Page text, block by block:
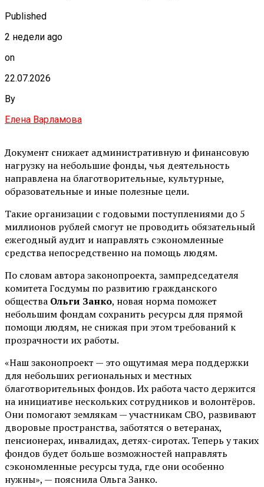
Published
2 недели ago
on
22.07.2026
By
Елена Варламова
Документ снижает административную и финансовую
нагрузку на небольшие фонды, чья деятельность
направлена на благотворительные, культурные,
образовательные и иные полезные цели.
Такие организации с годовыми поступлениями до 5
миллионов рублей смогут не проводить обязательный
ежегодный аудит и направлять сэкономленные
средства непосредственно на помощь людям.
По словам автора законопроекта, зампредседателя
комитета Госдумы по развитию гражданского
общества Ольги Занко, новая норма поможет
небольшим фондам сохранить ресурсы для прямой
помощи людям, не снижая при этом требований к
прозрачности их работы.
«Наш законопроект — это ощутимая мера поддержки
для небольших региональных и местных
благотворительных фондов. Их работа часто держится
на инициативе нескольких сотрудников и волонтёров.
Они помогают землякам — участникам СВО, развивают
дворовые пространства, заботятся о ветеранах,
пенсионерах, инвалидах, детях-сиротах. Теперь у таких
фондов будет больше возможностей направлять
сэкономленные ресурсы туда, где они особенно
нужны», — пояснила Ольга Занко.